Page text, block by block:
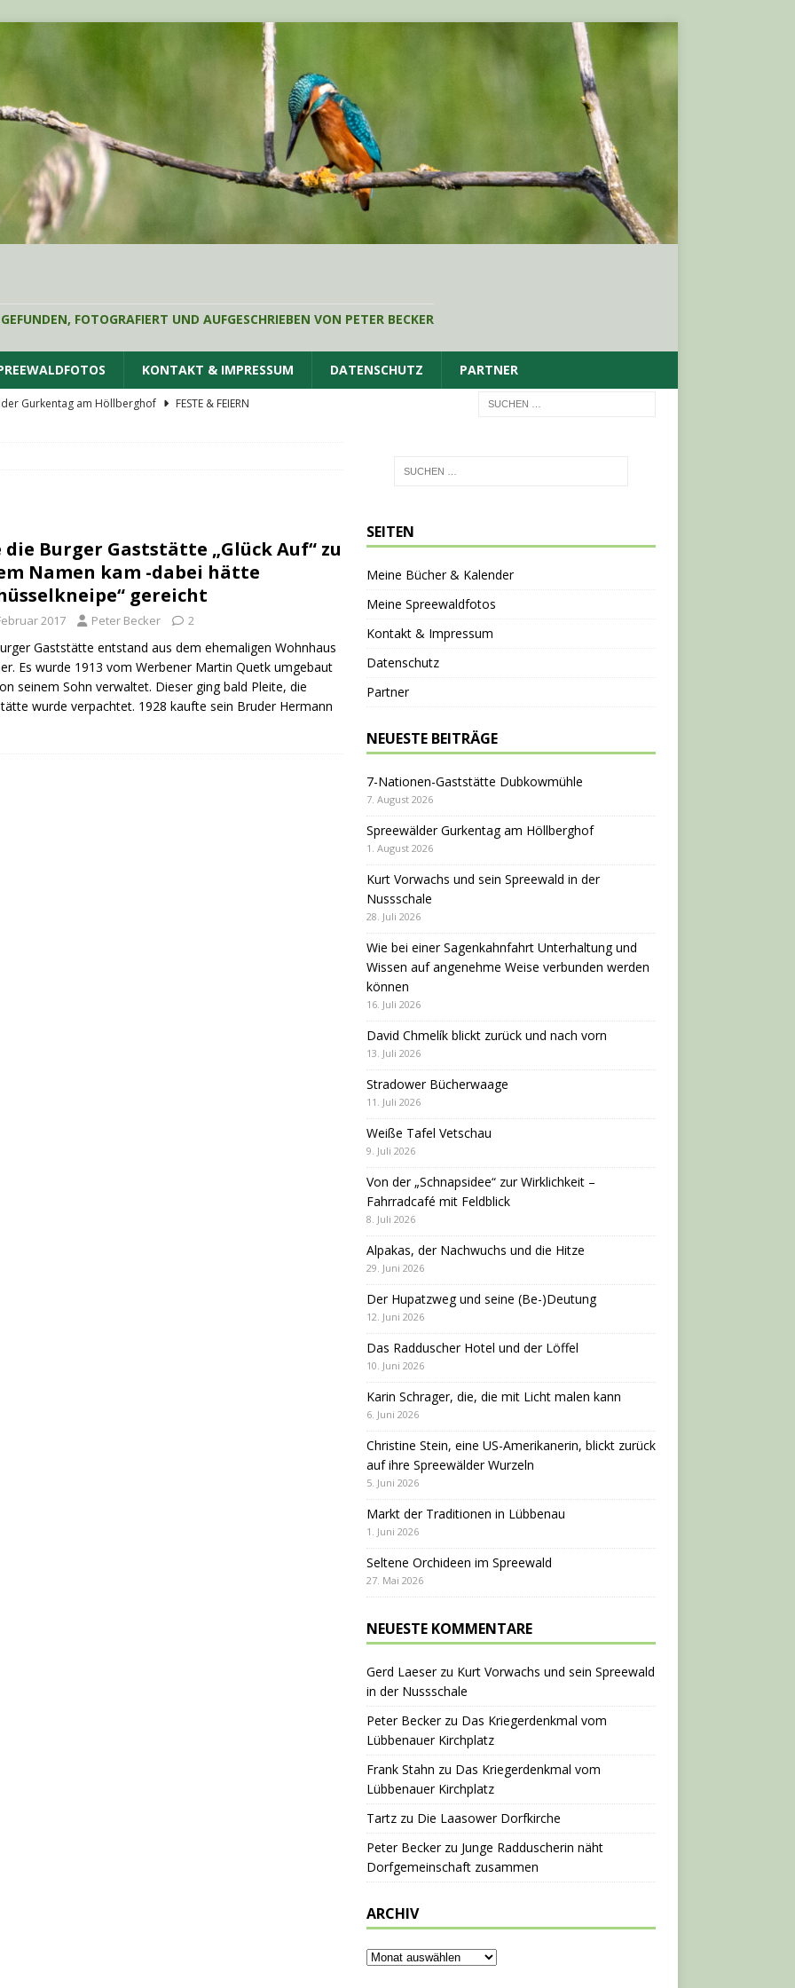
FOTOGRAFIERT UND AUFGESCHRIEBEN VON PETER BECKER
KONTAKT & IMPRESSUM DATENSCHUTZ PARTNER
Gurkentag am Höllberghof
FESTE & FEIERN
Gaststätte Dubkowmühle SPREEWALDTOURISMUS
die Burger Gaststätte „Glück Auf“ zu
Namen kam -dabei hätte
gereicht
2017 Peter Becker 2
Gaststätte entstand aus dem ehemaligen Wohnhaus
Es wurde 1913 vom Werbener Martin Quetk umgebaut
seinem Sohn verwaltet. Dieser ging bald Pleite, die
wurde verpachtet. 1928 kaufte sein Bruder Hermann
SEITEN
Meine Bücher & Kalender
Meine Spreewaldfotos
Kontakt & Impressum
Datenschutz
Partner
NEUESTE BEITRÄGE
7-Nationen-Gaststätte Dubkowmühle
7. August 2026
Spreewälder Gurkentag am Höllberghof
1. August 2026
Kurt Vorwachs und sein Spreewald in der
Nussschale
28. Juli 2026
Wie bei einer Sagenkahnfahrt Unterhaltung und
Wissen auf angenehme Weise verbunden werden
können
16. Juli 2026
David Chmelík blickt zurück und nach vorn
13. Juli 2026
Stradower Bücherwaage
11. Juli 2026
Weiße Tafel Vetschau
9. Juli 2026
Von der „Schnapsidee“ zur Wirklichkeit –
Fahrradcafé mit Feldblick
8. Juli 2026
Alpakas, der Nachwuchs und die Hitze
29. Juni 2026
Der Hupatzweg und seine (Be-)Deutung
12. Juni 2026
Das Radduscher Hotel und der Löffel
10. Juni 2026
Karin Schrager, die, die mit Licht malen kann
6. Juni 2026
Christine Stein, eine US-Amerikanerin, blickt zurück
auf ihre Spreewälder Wurzeln
5. Juni 2026
Markt der Traditionen in Lübbenau
1. Juni 2026
Seltene Orchideen im Spreewald
27. Mai 2026
NEUESTE KOMMENTARE
Gerd Laeserzu Kurt Vorwachs und sein Spreewald
in der Nussschale
Peter Beckerzu Das Kriegerdenkmal vom
Lübbenauer Kirchplatz
Frank Stahn zu Das Kriegerdenkmal vom
Lübbenauer Kirchplatz
Tartzzu Die Laasower Dorfkirche
Peter Beckerzu Junge Radduscherin näht
Dorfgemeinschaft zusammen
ARCHIV